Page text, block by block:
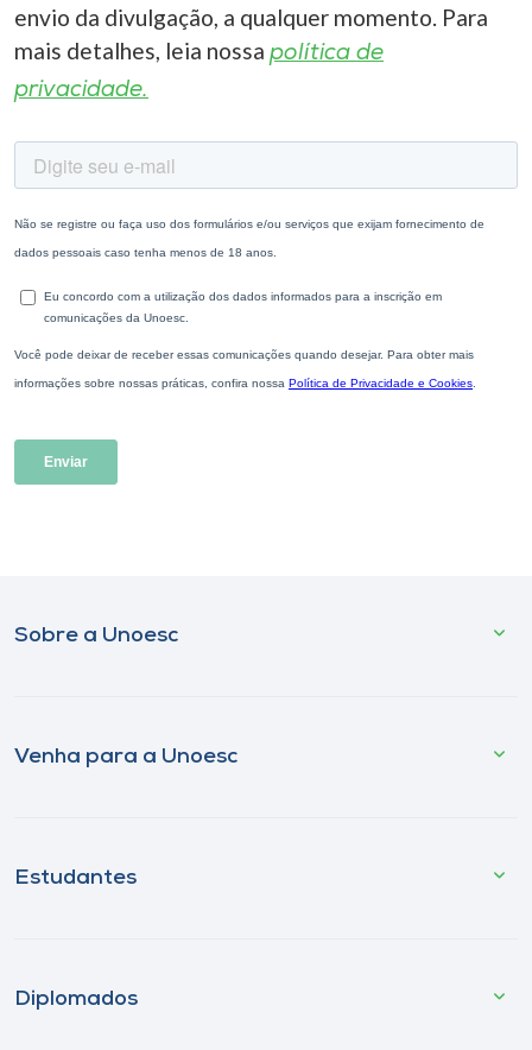
envio da divulgação, a qualquer momento. Para
mais detalhes, leia nossa política de
privacidade.
Sobre a Unoesc
Venha para a Unoesc
Estudantes
Diplomados